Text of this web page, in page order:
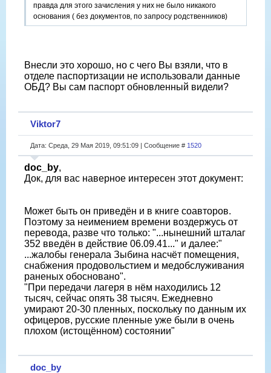
правда для этого зачисления у них не было никакого
основания ( без документов, по запросу родственников)
Внесли это хорошо, но с чего Вы взяли, что в
отделе паспортизации не использовали данные
ОБД? Вы сам паспорт обновленный видели?
Viktor7
Дата: Среда, 29 Мая 2019, 09:51:09 | Сообщение # 1520
doc_by,
Док, для вас наверное интересен этот документ:
Может быть он приведён и в книге соавторов.
Поэтому за неимением времени воздержусь от
перевода, разве что только: "...нынешний шталаг
352 введён в действие 06.09.41..." и далее:"
...жалобы генерала Зыбина насчёт помещения,
снабжения продовольстием и медобслуживания
раненых обосновано".
"При передачи лагеря в нём находились 12
тысяч, сейчас опять 38 тысяч. Ежедневно
умирают 20-30 пленных, поскольку по данным их
офицеров, русские пленные уже были в очень
плохом (истощённом) состоянии"
doc_by